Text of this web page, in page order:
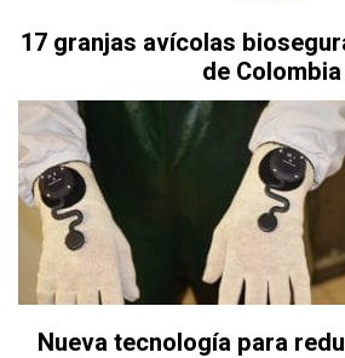
17 granjas avícolas
de Colombia
Nueva tecnología para